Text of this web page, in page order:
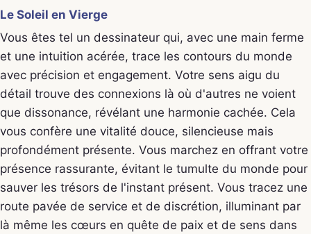
Le Soleil en Vierge
Vous êtes tel un dessinateur qui, avec une main ferme
et une intuition acérée, trace les contours du monde
avec précision et engagement. Votre sens aigu du
détail trouve des connexions là où d'autres ne voient
que dissonance, révélant une harmonie cachée. Cela
vous confère une vitalité douce, silencieuse mais
profondément présente. Vous marchez en offrant votre
présence rassurante, évitant le tumulte du monde pour
sauver les trésors de l'instant présent. Vous tracez une
route pavée de service et de discrétion, illuminant par
là même les cœurs en quête de paix et de sens dans